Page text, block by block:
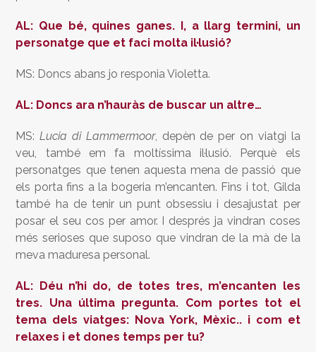
AL: Que bé, quines ganes. I, a llarg termini, un
personatge que et faci molta il·lusió?
MS: Doncs abans jo responia Violetta.
AL: Doncs ara n’hauràs de buscar un altre…
MS:Lucia di Lammermoor, depèn de per on viatgi la
veu, també em fa moltíssima il·lusió. Perquè els
personatges que tenen aquesta mena de passió que
els porta fins a la bogeria m’encanten. Fins i tot, Gilda
també ha de tenir un punt obsessiu i desajustat per
posar el seu cos per amor. I després ja vindran coses
més serioses que suposo que vindran de la mà de la
meva maduresa personal.
AL: Déu n’hi do, de totes tres, m’encanten les
tres. Una última pregunta. Com portes tot el
tema dels viatges: Nova York, Mèxic.. i com et
relaxes i et dones temps per tu?